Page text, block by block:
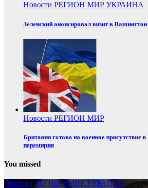
Новости РЕГИОН МИР УКРАИНА
Зеленский анонсировал визит в Вашингтон
Новости РЕГИОН МИР
Британия готова на военное присутствие
перемирия
You missed
Новости РЕГИОНМИР УКРАИНА